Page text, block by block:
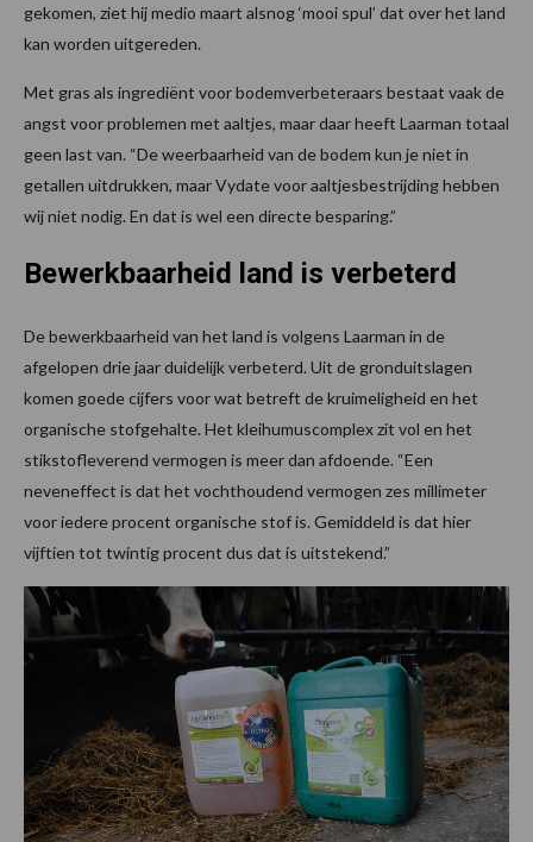
gekomen, ziet hij medio maart alsnog ‘mooi spul’ dat over het land
kan worden uitgereden.
Met gras als ingrediënt voor bodemverbeteraars bestaat vaak de
angst voor problemen met aaltjes, maar daar heeft Laarman totaal
geen last van. “De weerbaarheid van de bodem kun je niet in
getallen uitdrukken, maar Vydate voor aaltjesbestrijding hebben
wij niet nodig. En dat is wel een directe besparing.”
Bewerkbaarheid land is verbeterd
De bewerkbaarheid van het land is volgens Laarman in de
afgelopen drie jaar duidelijk verbeterd. Uit de gronduitslagen
komen goede cijfers voor wat betreft de kruimeligheid en het
organische stofgehalte. Het kleihumuscomplex zit vol en het
stikstofleverend vermogen is meer dan afdoende. “Een
neveneffect is dat het vochthoudend vermogen zes millimeter
voor iedere procent organische stof is. Gemiddeld is dat hier
vijftien tot twintig procent dus dat is uitstekend.”